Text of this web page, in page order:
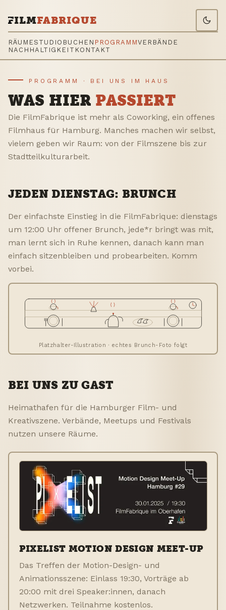
ILMFABRIQUE
RÄUMESTUDIO BUCHEN PROGRAMMVERBÄNDE
NACHHALTIGKEIT KONTAKT
PROGRAMM · BEI UNS IM HAUS
WAS HIER PASSIERT
Die FilmFabrique ist mehr als Coworking, ein offenes
Filmhaus für Hamburg. Manches machen wir selbst,
vielem geben wir Raum: von der Filmszene bis zur
Stadtteilkulturarbeit.
JEDEN DIENSTAG: BRUNCH
Der einfachste Einstieg in die FilmFabrique: dienstags
um 12:00 Uhr offener Brunch, jede*r bringt was mit,
man lernt sich in Ruhe kennen, danach kann man
einfach sitzenbleiben und probearbeiten. Komm
vorbei.
Platzhalter-Illustration · echtes Brunch-Foto folgt
BEI UNS ZU GAST
Heimathafen für die Hamburger Film- und
Kreativszene. Verbände, Meetups und Festivals
nutzen unsere Räume.
PIXELIST MOTION DESIGN MEET-UP
Das Treffen der Motion-Design- und
Animationsszene: Einlass 19:30, Vorträge ab
20:00 mit drei Speaker:innen, danach
Netzwerken. Teilnahme kostenlos.